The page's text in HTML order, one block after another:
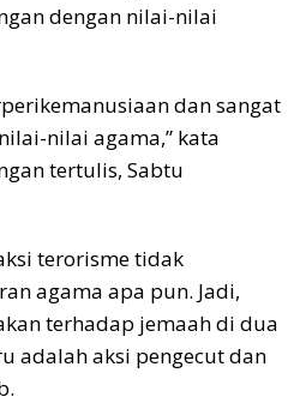
dengan nilai-nilai
dan sangat
nilai agama,” kata
tertulis, Sabtu
terorisme tidak
agama apa pun. Jadi,
terhadap jemaah di dua
adalah aksi pengecut dan